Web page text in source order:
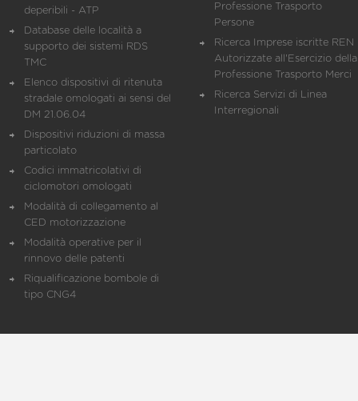
deperibili - ATP
Database delle località a
supporto dei sistemi RDS
TMC
Elenco dispositivi di ritenuta
stradale omologati ai sensi del
DM 21.06.04
Dispositivi riduzioni di massa
particolato
Codici immatricolativi di
ciclomotori omologati
Modalità di collegamento al
CED motorizzazione
Modalità operative per il
rinnovo delle patenti
Riqualificazione bombole di
tipo CNG4
Professione Trasporto
Persone
Ricerca Imprese iscritte REN
Autorizzate all'Esercizio della
Professione Trasporto Merci
Ricerca Servizi di Linea
Interregionali